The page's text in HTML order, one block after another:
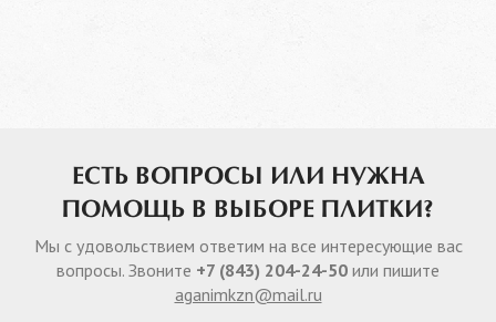
ЕСТЬ ВОПРОСЫ ИЛИ НУЖНА
ПОМОЩЬ В ВЫБОРЕ ПЛИТКИ?
Мы с удовольствием ответим на все интересующие вас
вопросы. Звоните +7 (843) 204-24-50 или пишите
aganimkzn@mail.ru